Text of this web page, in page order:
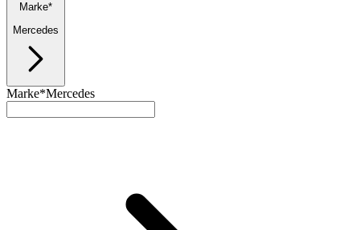
Marke*
Mercedes
Marke*Mercedes